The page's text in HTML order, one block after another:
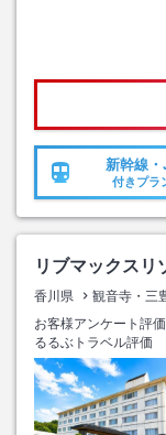
新幹線・
付きプラ
リブマックスリ
香川県 観音寺・三
お客様アンケート評価
るるぶトラベル評価